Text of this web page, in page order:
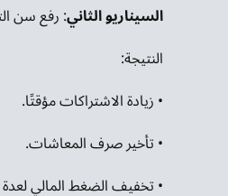
السيناريو الثاني: رفع سن
النتيجة:
• زيادة الاشتراكات مؤقتًا.
• تأخير صرف المعاشات.
• تخفيف الضغط المالي